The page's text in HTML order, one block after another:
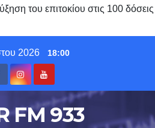
του επιτοκίου στις 100 δόσεις
2026 18:00
FM 933